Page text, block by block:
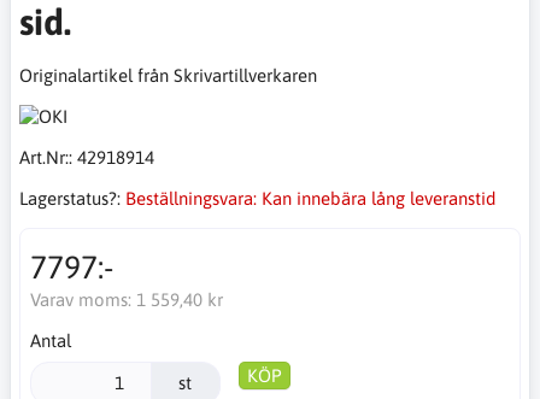
sid.
Originalartikel från Skrivartillverkaren
Art.Nr:: 42918914
Lagerstatus?: Beställningsvara: Kan innebära lång leveranstid
7797:-
Varav moms: 1 559,40 kr
Antal
st KÖP